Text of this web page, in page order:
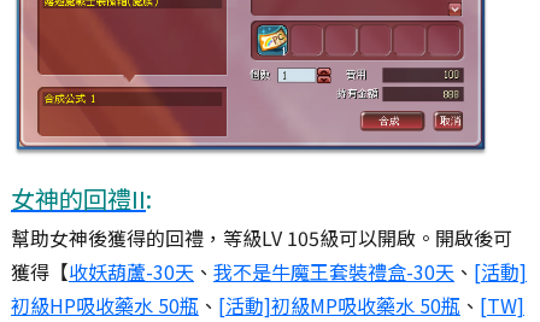
女神的回禮II:
幫助女神後獲得的回禮，等級LV 105級可以開啟。開啟後可
獲得【收妖葫蘆-30天 、 我不是牛魔王套裝禮盒-30天 、 [活動]
初級HP吸收藥水 50瓶 、 [活動]初級MP吸收藥水 50瓶 、 [TW]